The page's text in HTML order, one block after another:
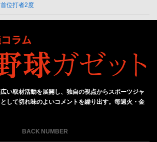
位打者2度
い取材活動を展開し、独自の視点からスポーツジャ
して切れ味のよいコメントを繰り出す。毎週火・金
BACK NUMBER